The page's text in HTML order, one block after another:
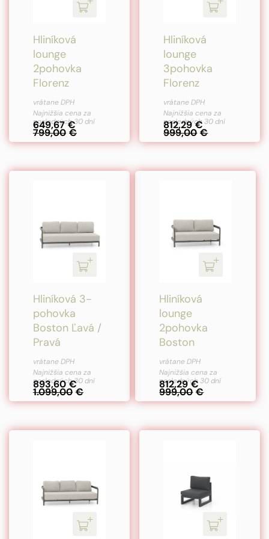
Hliníková
lounge
2pohovka
Florenz
799,00 €
649,67 €
vrátane DPH
Najnižšia cena za
posledných 30 dní
Hliníková
lounge
3pohovka
Florenz
999,00 €
812,29 €
vrátane DPH
Najnižšia cena za
posledných 30 dní
Hliníková 3-
pohovka
Boston Ľavá /
Pravá
1.099,00 €
893,60 €
vrátane DPH
Najnižšia cena za
posledných 30 dní
Hliníková
lounge
2pohovka
Boston
999,00 €
812,29 €
vrátane DPH
Najnižšia cena za
posledných 30 dní